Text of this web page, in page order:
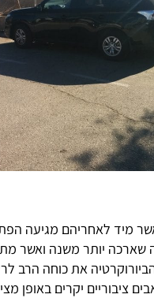
מיד לאחריהם מגיעה
שארכה יותר משנה ואשר
את כוחה הרב
ציבוריים יקרים באופן